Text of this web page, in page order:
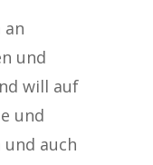
und
will auf
und
auch